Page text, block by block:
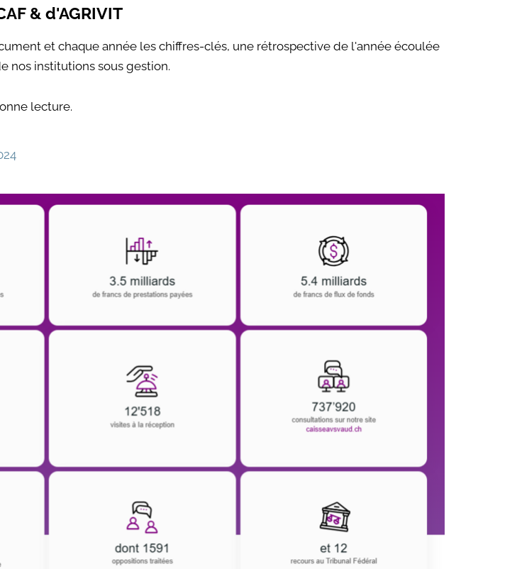
& d'AGRIVIT
et chaque année les chiffres-clés, une rétrospective de l'année écoulée
nos institutions sous gestion.
lecture.